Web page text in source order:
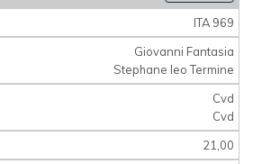
ITA 969
Giovanni Fantasia
Stephane leo Termine
Cvd
Cvd
21,00